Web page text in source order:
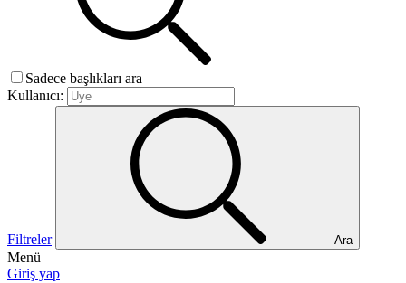
Sadece başlıkları ara
Kullanıcı:
Filtreler Ara
Menü
Giriş yap